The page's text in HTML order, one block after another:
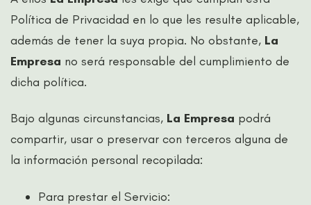
Política de Privacidad en lo que les resulte aplicable,
además de tener la suya propia. No obstante, La
Empresa no será responsable del cumplimiento de
dicha política.
Bajo algunas circunstancias, La Empresa podrá
compartir, usar o preservar con terceros alguna de
la información personal recopilada:
Para prestar el Servicio: